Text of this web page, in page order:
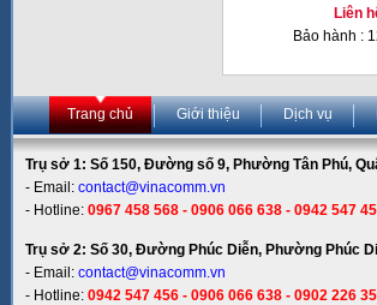
Liên
Bảo hành :
Trang chủ Giới thiệu Dịch vụ
Trụ sở 1: Số 150, Đường số 9, Phường Tân Phú,
- Email: contact@vinacomm.vn
- Hotline: 0967 458 568 - 0906 066 638 - 0942 547
Trụ sở 2: Số 30, Đường Phúc Diễn, Phường Phúc
- Email: contact@vinacomm.vn
- Hotline: 0942 547 456 - 0906 066 638 - 0902 226